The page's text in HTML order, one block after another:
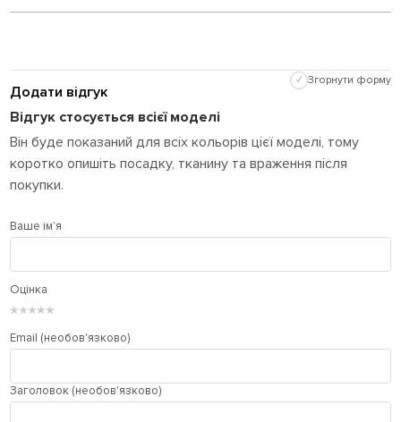
Додати відгук
✓ Згорнути форму
Відгук стосується всієї моделі
Він буде показаний для всіх кольорів цієї моделі, тому
коротко опишіть посадку, тканину та враження після
покупки.
Ваше ім'я
Оцінка
★
★
★
★
★
Email (необов'язково)
Заголовок (необов'язково)